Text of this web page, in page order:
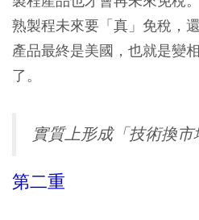
熟製程未來要「真」免稅，
產品最終是美國，也就是變
了。
實質上形成「技術換
第二重